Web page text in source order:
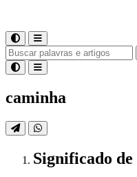
caminha
Significado de